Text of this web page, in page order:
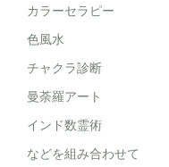
カラーセラピー
色風水
チャクラ診断
曼荼羅アート
インド数霊術
などを組み合わせて